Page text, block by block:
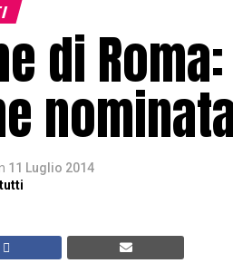
di
11 Luglio 2014